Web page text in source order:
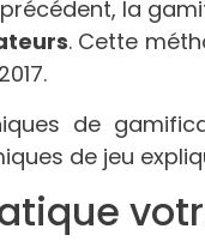
la
. Cette
de
de jeu